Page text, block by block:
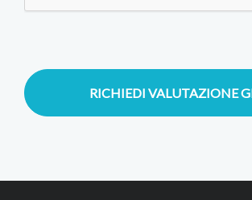
RICHIEDI VALUTAZIONE